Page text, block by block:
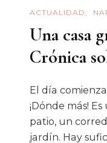
ACTUALIDAD
Una casa
Crónica
El día
¡Dónde más!
patio, un
jardín. Hay